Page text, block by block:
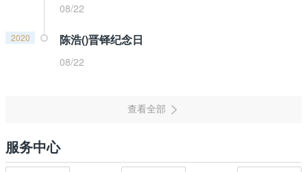
08/22
2020 陈浩()晋铎纪念日
08/22
服务中心